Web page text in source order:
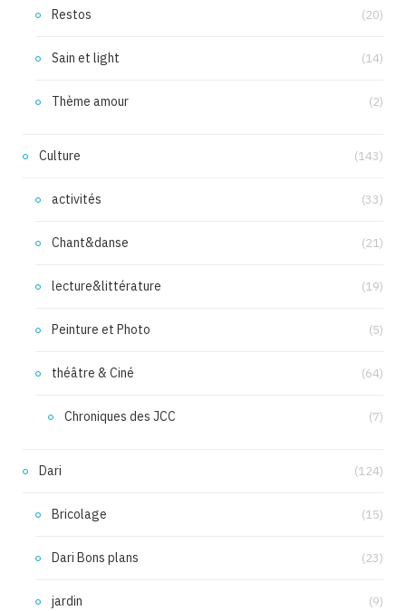
Restos (20)
Sain et light (14)
Thème amour (2)
Culture (143)
activités (33)
Chant&danse (21)
lecture&littérature (19)
Peinture et Photo (5)
théâtre & Ciné (64)
Chroniques des JCC (7)
Dari (124)
Bricolage (15)
Dari Bons plans (23)
jardin (9)